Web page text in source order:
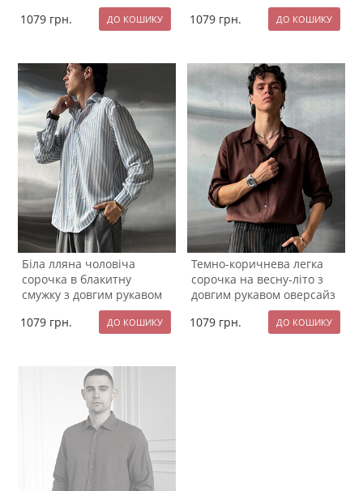
1079 грн.
1079 грн.
Біла лляна чоловіча
сорочка в блакитну
смужку з довгим рукавом
1079 грн.
Темно-коричнева легка
сорочка на весну-літо з
довгим рукавом оверсайз
1079 грн.